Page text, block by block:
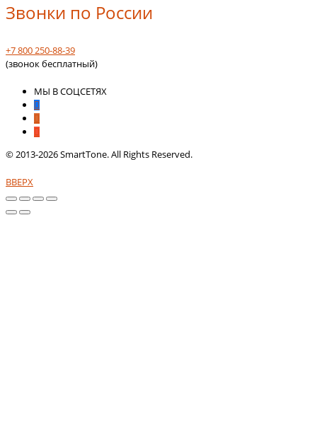
Звонки по России
+7 800 250-88-39
(звонок бесплатный)
МЫ В СОЦСЕТЯХ
© 2013-2026 SmartTone. All Rights Reserved.
ВВЕРХ